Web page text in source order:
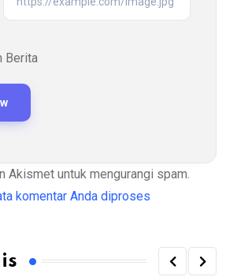
Berita
Akismet untuk mengurangi spam.
komentar Anda diproses